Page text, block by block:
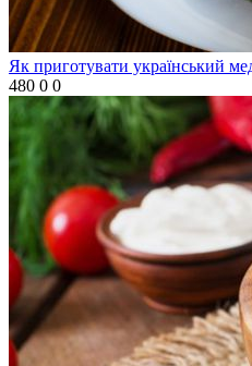
Як приготувати український
480 0 0